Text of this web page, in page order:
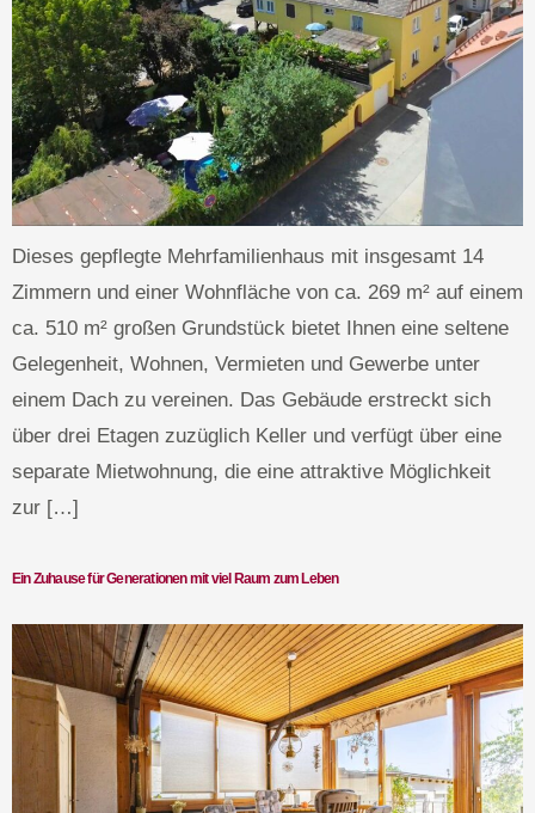
Dieses gepflegte Mehrfamilienhaus mit insgesamt 14
Zimmern und einer Wohnfläche von ca. 269 m² auf einem
ca. 510 m² großen Grundstück bietet Ihnen eine seltene
Gelegenheit, Wohnen, Vermieten und Gewerbe unter
einem Dach zu vereinen. Das Gebäude erstreckt sich
über drei Etagen zuzüglich Keller und verfügt über eine
separate Mietwohnung, die eine attraktive Möglichkeit
zur […]
Ein Zuhause für Generationen mit viel Raum zum Leben